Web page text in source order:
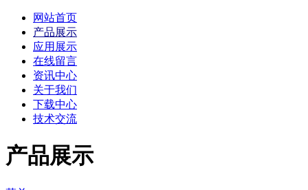
网站首页
产品展示
应用展示
在线留言
资讯中心
关于我们
下载中心
技术交流
产品展示